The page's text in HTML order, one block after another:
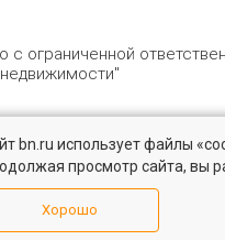
с ограниченной
«БН» 8 (812) 331-93-56
bn.ru использует файлы
просмотр сайта, вы
Хорошо